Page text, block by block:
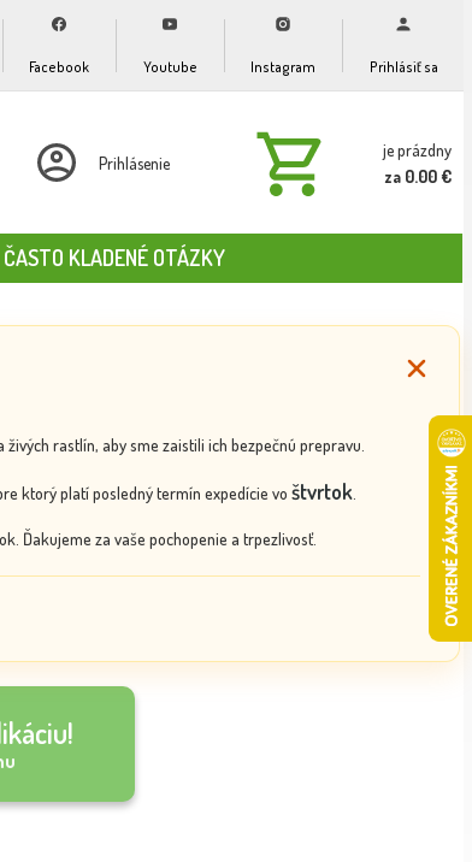
Facebook Youtube Instagram Prihlásiť sa
Prihlásenie
je prázdny
za 0.00 €
ČASTO KLADENÉ OTÁZKY
rastlín, aby sme zaistili ich bezpečnú prepravu.
ktorý platí posledný termín expedície vo štvrtok.
Ďakujeme za vaše pochopenie a trpezlivosť.